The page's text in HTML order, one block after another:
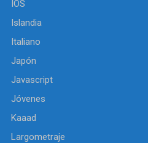
IOS
Islandia
Italiano
Japón
Javascript
Jóvenes
Kaaad
Largometraje